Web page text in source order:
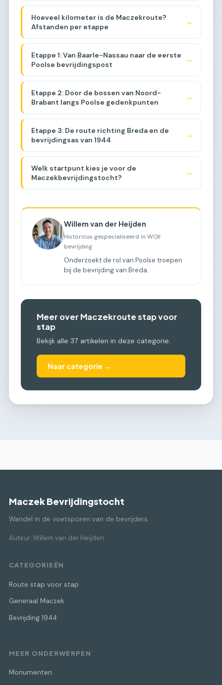
Hoeveel kilometer is de Maczekroute?
Afstanden per etappe
→
Etappe 1: Van Baarle-Nassau naar de eerste
Poolse bevrijdingspost
→
Etappe 2: Door de bossen van Noord-
Brabant langs Poolse gedenkpunten
→
Etappe 3: De route richting Breda en de
bevrijdingsas van 1944
→
Welk startpunt kies je voor de
Maczekbevrijdingstocht?
→
Willem van der Heijden
Historicus gespecialiseerd in WOII
bevrijding
Onderzoekt de rol van Poolse troepen
bij de bevrijding van Breda.
Meer over Maczekroute stap voor
stap
Bekijk alle 37 artikelen in deze categorie.
Naar categorie →
Maczek Bevrijdingstocht
Wandel in de voetsporen van de bevrijders.
Auteur: Willem van der Heijden
CATEGORIEËN
Route stap voor stap
Generaal Maczek
Bevrijding 1944
MEER ONDERWERPEN
Monumenten